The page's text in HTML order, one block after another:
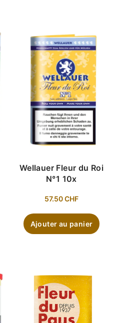
Wellauer Fleur du Roi
N°1 10x
57.50CHF
Ajouter au panier